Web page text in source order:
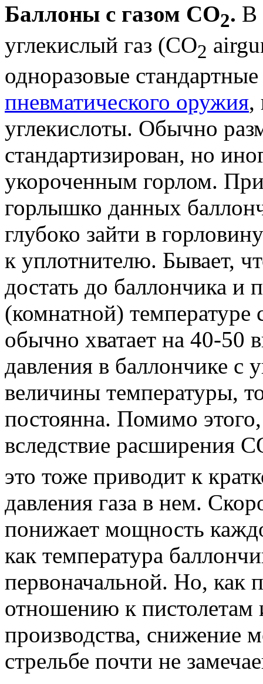
Баллоны с газом CO2. В
углекислый газ (CO2
одноразовые
пневматического оружия,
углекислоты. Обычно
стандартизирован, но
укороченным горлом.
горлышко данных
глубоко зайти в
к уплотнителю. Бывает,
достать до баллончика и
(комнатной) температуре
обычно хватает на 40-50
давления в баллончике с
величины температуры,
постоянна. Помимо
вследствие расширения
это тоже приводит к
давления газа в нем.
понижает мощность
как температура
первоначальной. Но, как
отношению к пистолетам
производства, снижение
стрельбе почти не